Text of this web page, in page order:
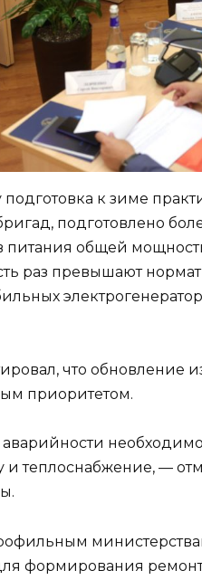
к зиме
подготовлено
питания общей
раз превышают
что обновление
приоритетом.
и теплоснабжение, —
формирования